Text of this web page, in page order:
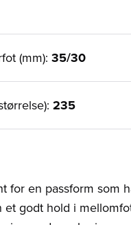
(mm): 35/30
235
for en passform som
et godt hold i